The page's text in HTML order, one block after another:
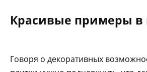
Красивые примеры в
Говоря о декоративных